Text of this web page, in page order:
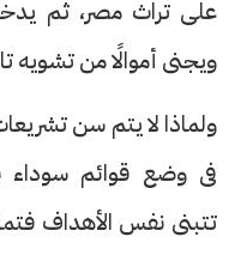
على تراث مصر، ثم
ويجنى أموالًا من
ولماذا لا يتم سن
فى وضع قوائم سوداء
تتبنى نفس الأهداف